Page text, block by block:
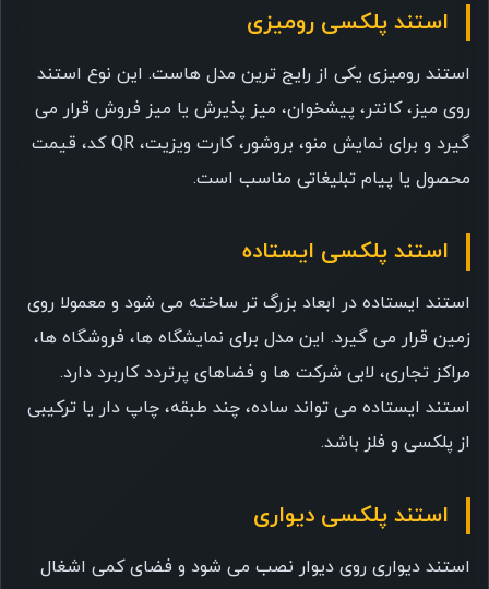
استند پلکسی رومیزی
استند رومیزی یکی از رایج ترین مدل هاست. این نوع استند
روی میز، کانتر، پیشخوان، میز پذیرش یا میز فروش قرار می
گیرد و برای نمایش منو، بروشور، کارت ویزیت، QR کد، قیمت
محصول یا پیام تبلیغاتی مناسب است.
استند پلکسی ایستاده
استند ایستاده در ابعاد بزرگ تر ساخته می شود و معمولا روی
زمین قرار می گیرد. این مدل برای نمایشگاه ها، فروشگاه ها،
مراکز تجاری، لابی شرکت ها و فضاهای پرتردد کاربرد دارد.
استند ایستاده می تواند ساده، چند طبقه، چاپ دار یا ترکیبی
از پلکسی و فلز باشد.
استند پلکسی دیواری
استند دیواری روی دیوار نصب می شود و فضای کمی اشغال